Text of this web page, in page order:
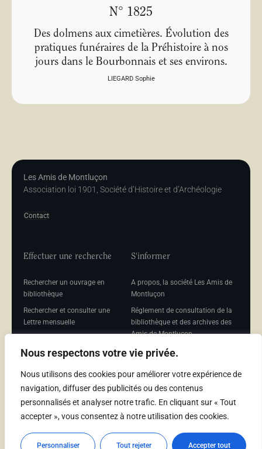
Nous respectons votre vie privée.
Nous utilisons des cookies pour améliorer votre expérience de
navigation, diffuser des publicités ou des contenus
personnalisés et analyser notre trafic. En cliquant sur « Tout
accepter », vous consentez à notre utilisation des cookies.
Personnaliser Tout rejeter Accepter tout
N° 1825
Des dolmens aux cimetières. Évolution des
pratiques funéraires de la Préhistoire à nos
jours dans le Bourbonnais et ses environs.
LIEGARD Sophie
Les Amis de Montluçon
Association loi 1901, Société d’Histoire et d’Archéologie
Contact
Effectuer une recherche
Rechercher un ouvrage en
bibliothèque
Rechercher et consulter une
Lettre mensuelle
mensuelle
S'informer
A propos, la société Les Amis de
Montluçon
Réglement de consultation de la
bibliothèque et des archives des
Amis de Montluçon
Mentions légales
Adhérer